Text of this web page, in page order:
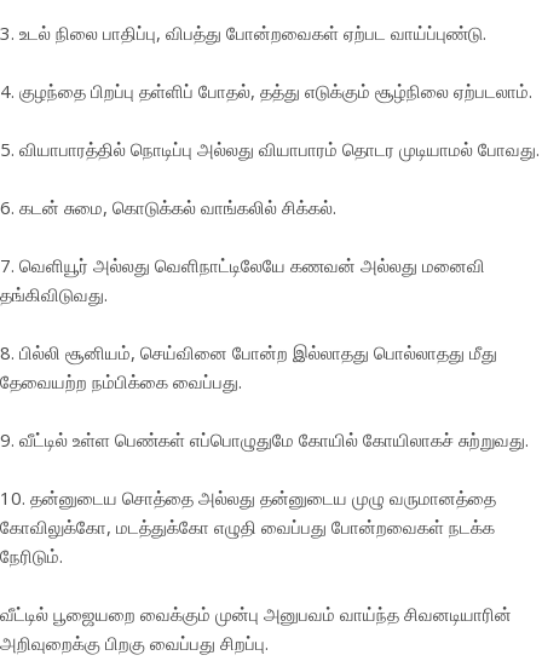
3. உடல் நிலை பாதிப்பு, விபத்து போன்றவைகள் ஏற்பட வாய்ப்புண்டு.
4. குழந்தை பிறப்பு தள்ளிப் போதல், தத்து எடுக்கும் சூழ்நிலை ஏற்படலாம்.
5. வியாபாரத்தில் நொடிப்பு அல்லது வியாபாரம் தொடர முடியாமல் போவது.
6. கடன் சுமை, கொடுக்கல் வாங்கலில் சிக்கல்.
7. வெளியூர் அல்லது வெளிநாட்டிலேயே கணவன் அல்லது மனைவி
தங்கிவிடுவது.
8. பில்லி சூனியம், செய்வினை போன்ற இல்லாதது பொல்லாதது மீது
தேவையற்ற நம்பிக்கை வைப்பது.
9. வீட்டில் உள்ள பெண்கள் எப்பொழுதுமே கோயில் கோயிலாகச் சுற்றுவது.
10. தன்னுடைய சொத்தை அல்லது தன்னுடைய முழு வருமானத்தை
கோவிலுக்கோ, மடத்துக்கோ எழுதி வைப்பது போன்றவைகள் நடக்க
நேரிடும்.
வீட்டில் பூஜையறை வைக்கும் முன்பு அனுபவம் வாய்ந்த சிவனடியாரின்
அறிவுறைக்கு பிறகு வைப்பது சிறப்பு.